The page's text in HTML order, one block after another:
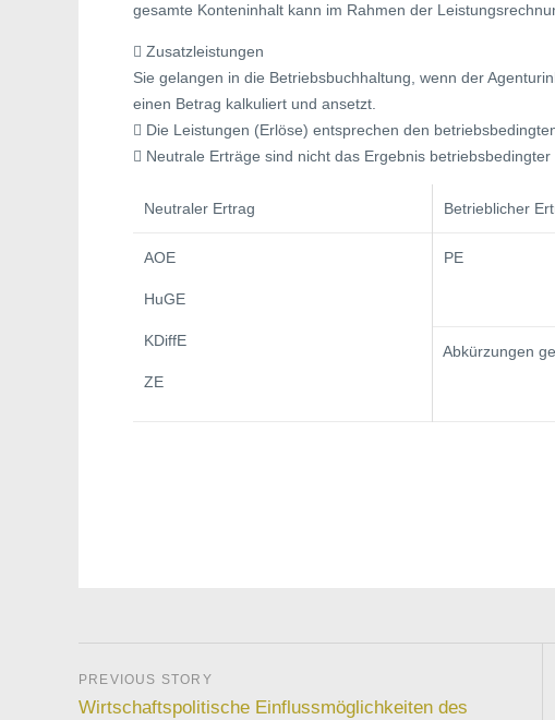
gesamte Konteninhalt kann im Rahmen der
 Zusatzleistungen
Sie gelangen in die Betriebsbuchhaltung, wenn der
einen Betrag kalkuliert und ansetzt.
 Die Leistungen (Erlöse) entsprechen den
 Neutrale Erträge sind nicht das Ergebnis betriebsbedingter
Neutraler Ertrag Betrieblicher
AOE
HuGE
KDiffE
ZE
PE
Abkürzungen
Wirtschaftspolitische Einflussmöglichkeiten des